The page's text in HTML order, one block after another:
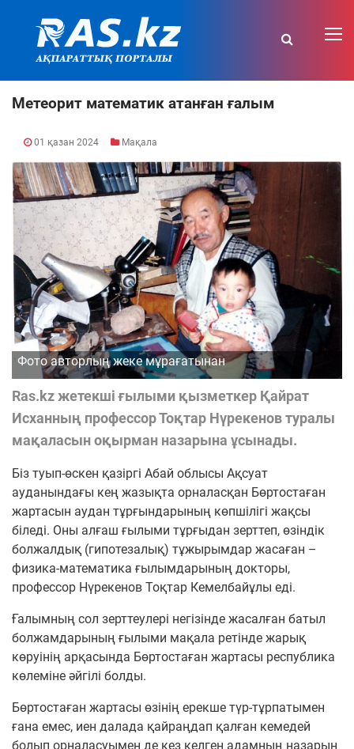
Метеорит математик атанған ғалым
01 қазан 2024 Мақала
Фото авторлың жеке мұрағатынан
Ras.kz жетекші ғылыми қызметкер Қайрат
Исханның профессор Тоқтар Нүрекенов туралы
мақаласын оқырман назарына ұсынады.
Біз туып-өскен қазіргі Абай облысы Ақсуат
ауданындағы кең жазықта орналасқан Бөртостаған
жартасын аудан тұрғындарының көпшілігі жақсы
біледі. Оны алғаш ғылыми тұрғыдан зерттеп, өзіндік
болжалдық (гипотезалық) тұжырымдар жасаған –
физика-математика ғылымдарының докторы,
профессор Нүрекенов Тоқтар Кемелбайұлы еді.
Ғалымның сол зерттеулері негізінде жасалған батыл
болжамдарының ғылыми мақала ретінде жарық
көруінің арқасында Бөртостаған жартасы республика
көлеміне әйгілі болды.
Бөртостаған жартасы өзінің ерекше түр-тұрпатымен
ғана емес, иен далада қайраңдап қалған кемедей
болып орналасуымен де кез келген адамның назарын